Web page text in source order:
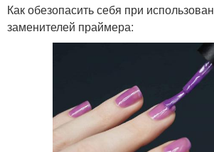
Как обезопасить себя при
заменителей праймера: